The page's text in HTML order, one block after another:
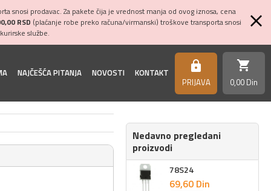
snosi prodavac. Za pakete čija je vrednost manja od ovog iznosa, cena
RSD (plaćanje robe preko računa/virmanski) troškove transporta snosi
službe.
NAJČEŠĆA PITANJA NOVOSTI KONTAKT https
PRIJAVA
shopping_cart
0,00 Din
Nedavno pregledani
proizvodi
78S24
69,60 Din